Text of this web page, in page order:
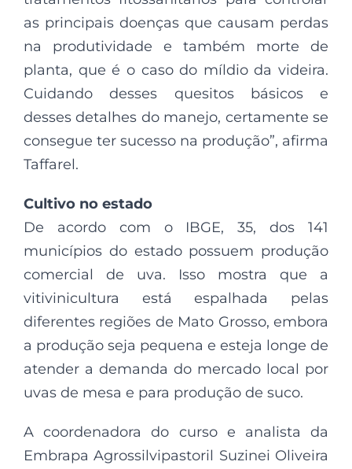
as principais doenças que causam perdas
na produtividade e também morte de
planta, que é o caso do míldio da videira.
Cuidando desses quesitos básicos e
desses detalhes do manejo, certamente se
consegue ter sucesso na produção”, afirma
Taffarel.
Cultivo no estado
De acordo com o IBGE, 35, dos 141
municípios do estado possuem produção
comercial de uva. Isso mostra que a
vitivinicultura está espalhada pelas
diferentes regiões de Mato Grosso, embora
a produção seja pequena e esteja longe de
atender a demanda do mercado local por
uvas de mesa e para produção de suco.
A coordenadora do curso e analista da
Embrapa Agrossilvipastoril Suzinei Oliveira